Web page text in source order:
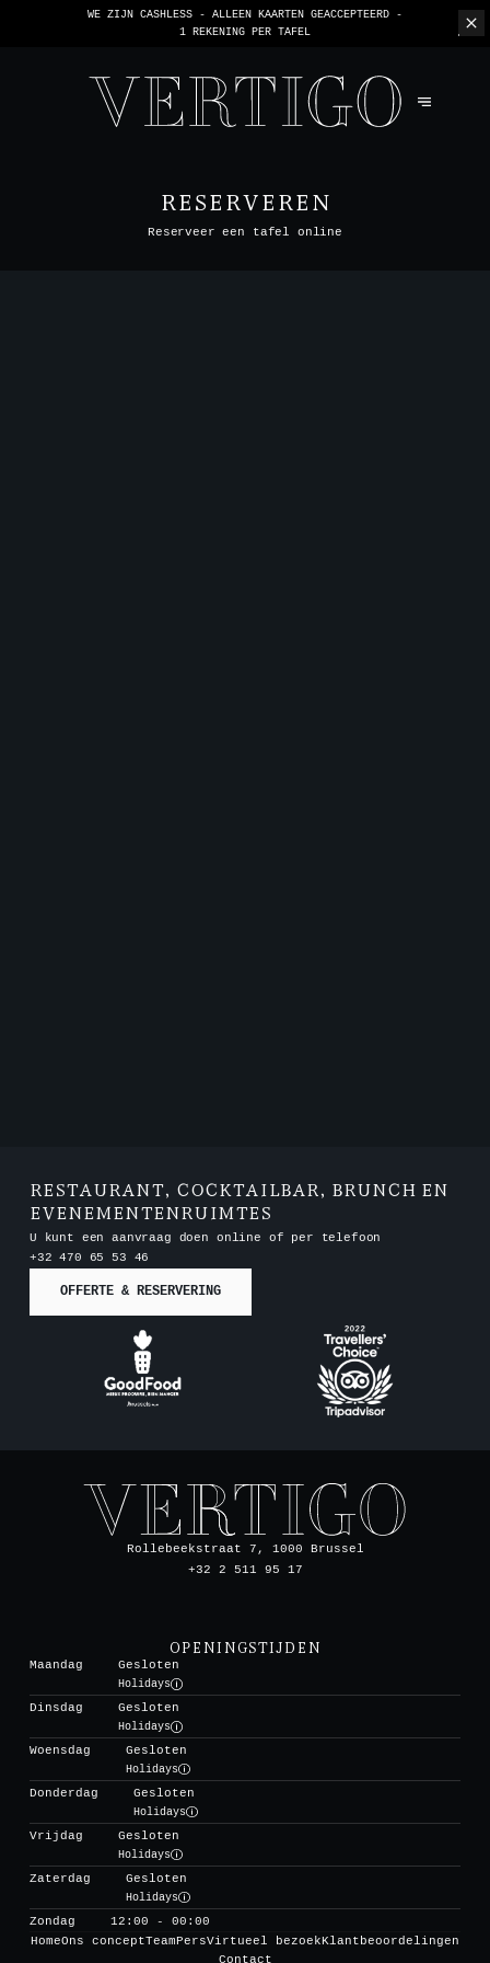
WE ZIJN CASHLESS - ALLEEN KAARTEN GEACCEPTEERD -
1 REKENING PER TAFEL
RESERVEREN
Reserveer een tafel online
RESTAURANT, COCKTAILBAR, BRUNCH EN
EVENEMENTENRUIMTES
U kunt een aanvraag doen online of per telefoon
+32 470 65 53 46
OFFERTE & RESERVERING
Rollebeekstraat 7, 1000 Brussel
+32 2 511 95 17
OPENINGSTIJDEN
Maandag
Gesloten
Holidays
Dinsdag
Gesloten
Holidays
Woensdag
Gesloten
Holidays
Donderdag
Gesloten
Holidays
Vrijdag
Gesloten
Holidays
Zaterdag
Gesloten
Holidays
Zondag
12:00 - 00:00
HomeOns conceptTeamPersVirtueel bezoekKlantbeoordelingen
Contact